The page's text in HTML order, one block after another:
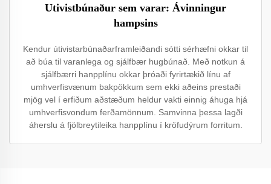
Utivistbúnaður sem varar: Ávinningur
hampsins
Kendur útivistarbúnaðarframleiðandi sótti sérhæfni okkar til
að búa til varanlega og sjálfbær hugbúnað. Með notkun á
sjálfbærri hanpplínu okkar þróaði fyrirtækið línu af
umhverfisvænum bakpökkum sem ekki aðeins prestaði
mjög vel í erfiðum aðstæðum heldur vakti einnig áhuga hjá
umhverfisvondum ferðamönnum. Samvinna þessa lagði
áherslu á fjölbreytileika hanpplínu í kröfudýrum forritum.